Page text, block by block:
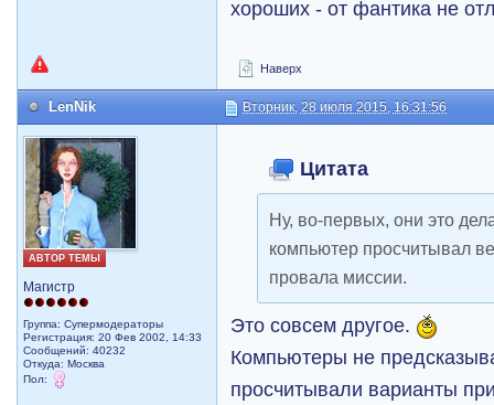
хороших - от фантика не
Наверх
LenNik Вторник, 28 июля 2015, 16:31:56
АВТОР ТЕМЫ
Магистр
Группа: Супермодераторы
Регистрация: 20 Фев 2002, 14:33
Сообщений: 40232
Откуда: Москва
Пол:
Цитата
Ну, во-первых, они это
компьютер просчитывал
провала миссии.
Это совсем другое.
Компьютеры не
просчитывали варианты